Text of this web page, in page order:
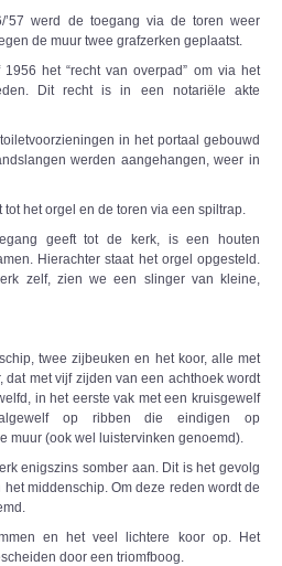
werd de toegang via de toren weer
de muur twee grafzerken geplaatst.
het “recht van overpad” om via het
Dit recht is in een notariële akte
in het portaal gebouwd
werden aangehangen, weer in
het orgel en de toren via een spiltrap.
geeft tot de kerk, is een houten
Hierachter staat het orgel opgesteld.
zelf, zien we een slinger van kleine,
twee zijbeuken en het koor, alle met
dat met vijf zijden van een achthoek wordt
in het eerste vak met een kruisgewelf
op ribben die eindigen op
muur (ook wel luistervinken genoemd).
enigszins somber aan. Dit is het gevolg
middenschip. Om deze reden wordt de
en het veel lichtere koor op. Het
door een triomfboog.